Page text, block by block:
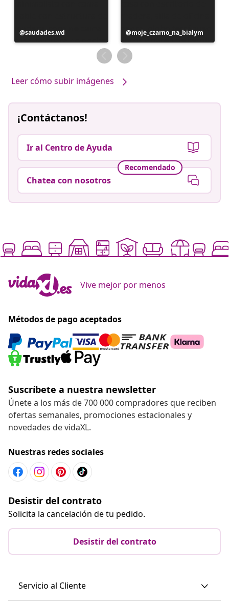
Publicación
realizada
saudades.wd
Publicación
realizada
por
moje_czarno_na_bialym
Leer cómo subir imágenes
¡Contáctanos!
Ir al Centro de Ayuda
Recomendado
Chatea con nosotros
Vive mejor por menos
Métodos de pago aceptados
Suscríbete a nuestra newsletter
Únete a los más de 700 000 compradores que reciben
ofertas semanales, promociones estacionales y
novedades de vidaXL.
Nuestras redes sociales
Desistir del contrato
Solicita la cancelación de tu pedido.
Desistir del contrato
Servicio al Cliente